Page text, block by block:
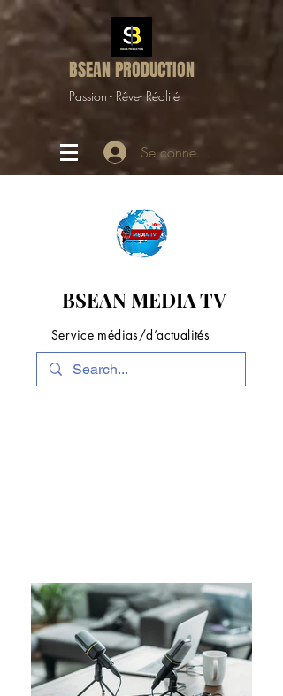
BSEAN PRODUCTION
Passion - Rêve- Réalité
Se connecter
BSEAN MEDIA TV
Service médias/d’actualités